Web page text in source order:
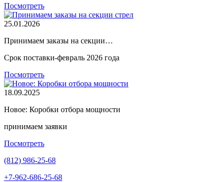
Посмотреть
25.01.2026
Принимаем заказы на секции…
Срок поставки-февраль 2026 года
Посмотреть
18.09.2025
Новое: Коробки отбора мощности
принимаем заявки
Посмотреть
(812) 986-25-68
+7-962-686-25-68